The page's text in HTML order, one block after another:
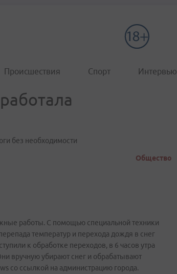
Происшествия Спорт Интервью
без необходимости
Общество
работы. С помощью специальной техники
температур и перехода дождя в снег
к обработке переходов, в 6 часов утра
вручную убирают снег и обрабатывают
со ссылкой на администрацию города.